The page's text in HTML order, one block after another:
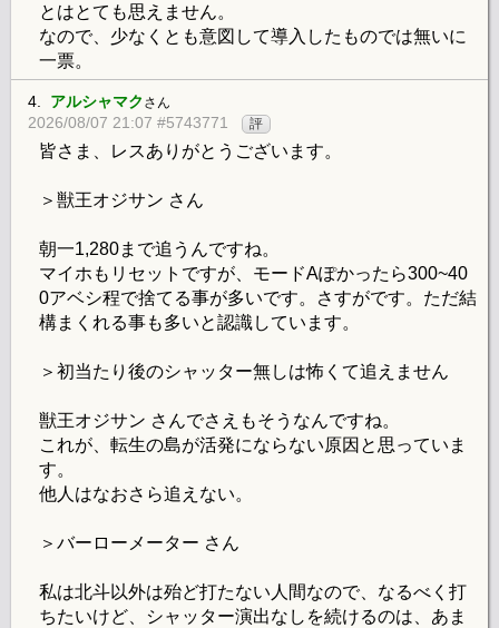
とはとても思えません。
なので、少なくとも意図して導入したものでは無いに
一票。
4. アルシャマク さん
2026/08/07 21:07 #5743771 評
皆さま、レスありがとうございます。
＞獣王オジサン さん
朝一1,280まで追うんですね。
マイホもリセットですが、モードAぽかったら300~40
0アベシ程で捨てる事が多いです。さすがです。ただ結
構まくれる事も多いと認識しています。
＞初当たり後のシャッター無しは怖くて追えません
獣王オジサン さんでさえもそうなんですね。
これが、転生の島が活発にならない原因と思っていま
す。
他人はなおさら追えない。
＞バーローメーター さん
私は北斗以外は殆ど打たない人間なので、なるべく打
ちたいけど、シャッター演出なしを続けるのは、あま